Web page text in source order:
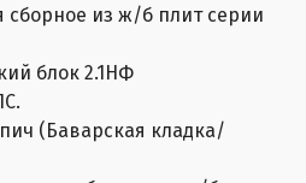
сборное из ж/б плит серии
блок 2.1НФ
(Баварская кладка/